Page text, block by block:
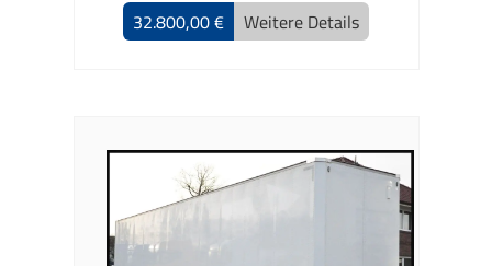
32.800,00 € Weitere Details